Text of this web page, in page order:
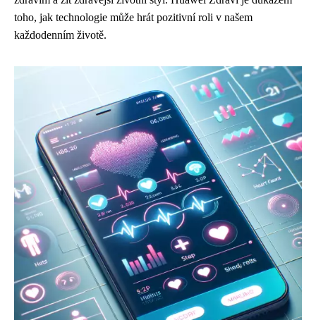
toho, jak technologie může hrát pozitivní roli v našem
každodenním životě.